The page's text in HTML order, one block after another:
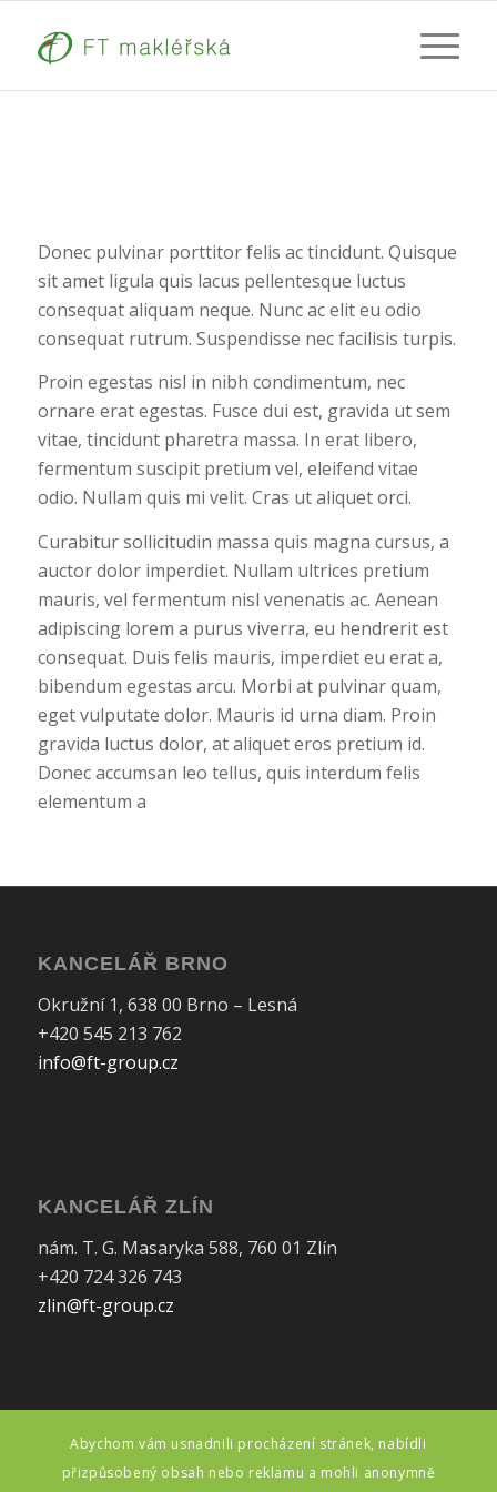
Donec pulvinar porttitor felis ac tincidunt. Quisque
sit amet ligula quis lacus pellentesque luctus
consequat aliquam neque. Nunc ac elit eu odio
consequat rutrum. Suspendisse nec facilisis turpis.
Proin egestas nisl in nibh condimentum, nec
ornare erat egestas. Fusce dui est, gravida ut sem
vitae, tincidunt pharetra massa. In erat libero,
fermentum suscipit pretium vel, eleifend vitae
odio. Nullam quis mi velit. Cras ut aliquet orci.
Curabitur sollicitudin massa quis magna cursus, a
auctor dolor imperdiet. Nullam ultrices pretium
mauris, vel fermentum nisl venenatis ac. Aenean
adipiscing lorem a purus viverra, eu hendrerit est
consequat. Duis felis mauris, imperdiet eu erat a,
bibendum egestas arcu. Morbi at pulvinar quam,
eget vulputate dolor. Mauris id urna diam. Proin
gravida luctus dolor, at aliquet eros pretium id.
Donec accumsan leo tellus, quis interdum felis
elementum a
KANCELÁŘ BRNO
Okružní 1, 638 00 Brno – Lesná
+420 545 213 762
info@ft-group.cz
KANCELÁŘ ZLÍN
nám. T. G. Masaryka 588, 760 01 Zlín
+420 724 326 743
zlin@ft-group.cz
FAKTURAČNÍ ÚDAJE
Abychom vám usnadnili procházení stránek, nabídli
přizpůsobený obsah nebo reklamu a mohli anonymně